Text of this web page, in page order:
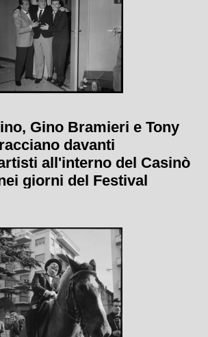
Gino Bramieri e Tony
davanti
all'interno del Casinò
giorni del Festival